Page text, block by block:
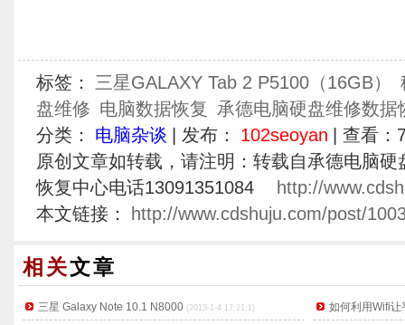
标签： 三星GALAXY Tab 2 P5100（16GB）
盘维修 电脑数据恢复 承德电脑硬盘维修数据
分类：
电脑杂谈 | 发布： 102seoyan | 查看：
原创文章如转载，请注明：转载自承德电脑
恢复中心电话13091351084
http://
本文链接：
http://www.cdshuju.com/post/
相关文章
三星 Galaxy Note 10.1 N8000 (2013-1-4 17:21:1)
如何利用Wifi让